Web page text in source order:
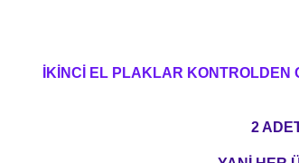
İKİNCİ EL PLAKLAR
2